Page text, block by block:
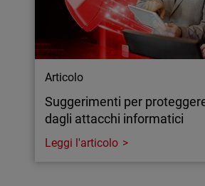
Articolo
Suggerimenti per
dagli attacchi informatici
Leggi l'articolo